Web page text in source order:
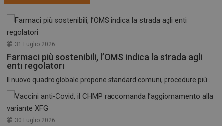
31 Luglio 2026
Farmaci più sostenibili, l’OMS indica la strada agli
enti regolatori
Il nuovo quadro globale propone standard comuni, procedure più...
30 Luglio 2026